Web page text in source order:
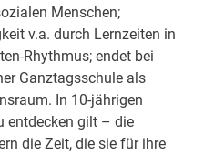
Menschen;
v.a. durch Lernzeiten in
Rhythmus; endet bei
Ganztagsschule als
In 10-jährigen
entdecken gilt – die
die Zeit, die sie für ihre